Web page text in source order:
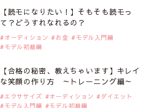
【読モになりたい！】そもそも読モっ
て？どうすれなれるの？
オーディション お金
モデル入門編
モデル初級編
【合格の秘密、教えちゃいます】キレイ
な笑顔の作り方 ～トレーニング編～
エクササイズ オーディション
ダイエット
モデル入門編
モデル初級編